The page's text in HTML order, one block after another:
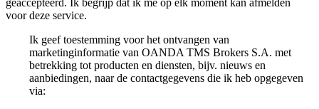
geaccepteerd. Ik begrijp dat ik me op elk moment kan afmelden
voor deze service.
Ik geef toestemming voor het ontvangen van
marketinginformatie van OANDA TMS Brokers S.A. met
betrekking tot producten en diensten, bijv. nieuws en
aanbiedingen, naar de contactgegevens die ik heb opgegeven
via: